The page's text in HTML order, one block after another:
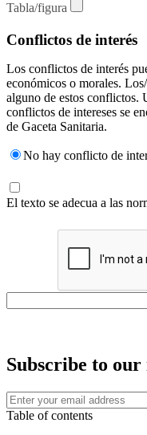
Tabla/figura
Conflictos de interés
Los conflictos de interés
económicos o morales.
alguno de estos conflictos.
conflictos de intereses se
de Gaceta Sanitaria.
No hay conflicto de
El texto se adecua a las
Subscribe to
Table of contents